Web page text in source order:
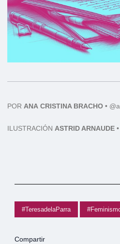
POR ANA CRISTINA BRACHO •
ILUSTRACIÓN ASTRID ARNAUDE
#TeresadelaParra
Compartir